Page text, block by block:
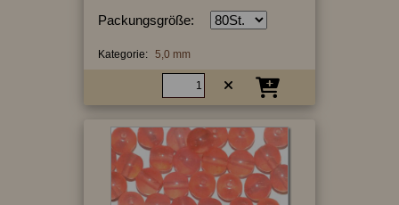
Packungsgröße:
Kategorie: 5,0 mm